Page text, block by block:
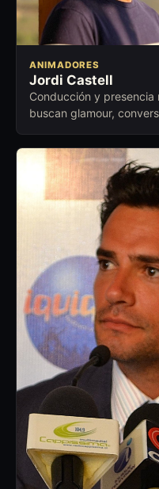
ANIMADORES
Jordi Castell
Conducción y
buscan glamour,